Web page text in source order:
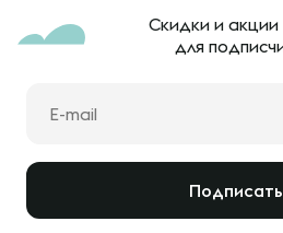
Скидки и акции
для